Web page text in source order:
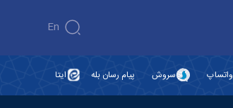
En
واتساپ سروش پیام رسان بله ایتا